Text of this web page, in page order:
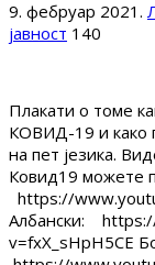
9. фебруар 2021.
јавност 140
Плакати о томе
КОВИД-19 и како
на пет језика.
Ковид19 можете
https://
Албански:
v=fxX_sHpH5CE